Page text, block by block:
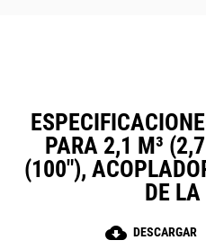
PARA 2,1 M³
(100"),
DE
cloud_download DESCARGAR